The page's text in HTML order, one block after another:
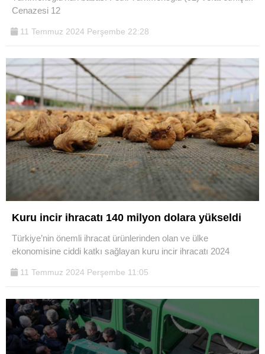
Cenazesi 12
11 Temmuz 2024 Perşembe 22:28
Kuru incir ihracatı 140 milyon dolara yükseldi
Türkiye’nin önemli ihracat ürünlerinden olan ve ülke
ekonomisine ciddi katkı sağlayan kuru incir ihracatı 2024
11 Temmuz 2024 Perşembe 11:05